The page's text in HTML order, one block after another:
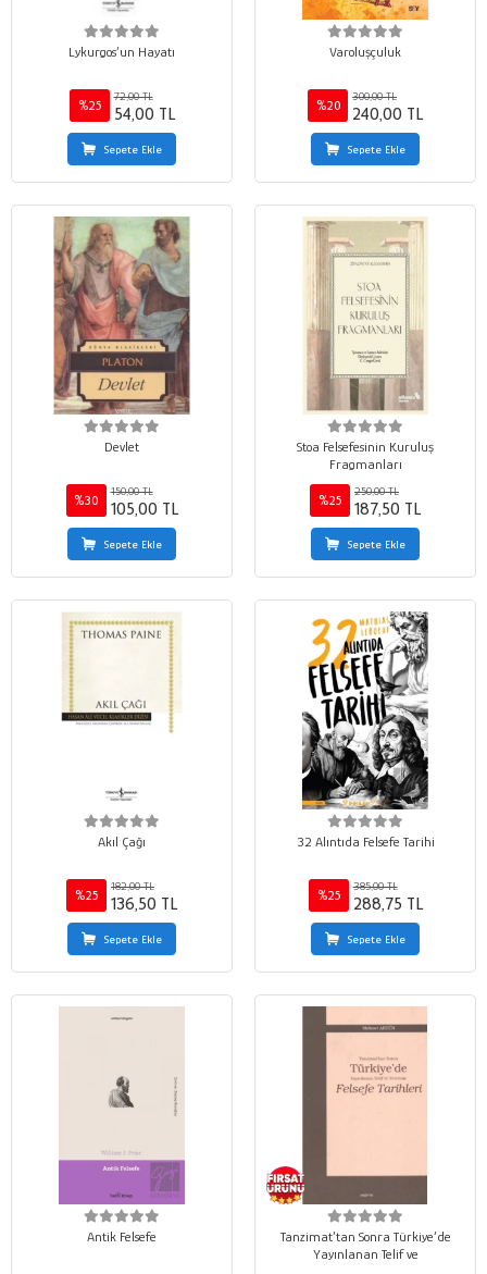
Lykurgos’un Hayatı
%25
72,00 TL
54,00 TL
Sepete Ekle
Varoluşçuluk
%20
300,00 TL
240,00 TL
Sepete Ekle
Devlet
%30
150,00 TL
105,00 TL
Sepete Ekle
Stoa Felsefesinin Kuruluş
Fragmanları
%25
250,00 TL
187,50 TL
Sepete Ekle
Akıl Çağı
%25
182,00 TL
136,50 TL
Sepete Ekle
32 Alıntıda Felsefe Tarihi
%25
385,00 TL
288,75 TL
Sepete Ekle
Antik Felsefe
Tanzimat’tan Sonra Türkiye’de
Yayınlanan Telif ve